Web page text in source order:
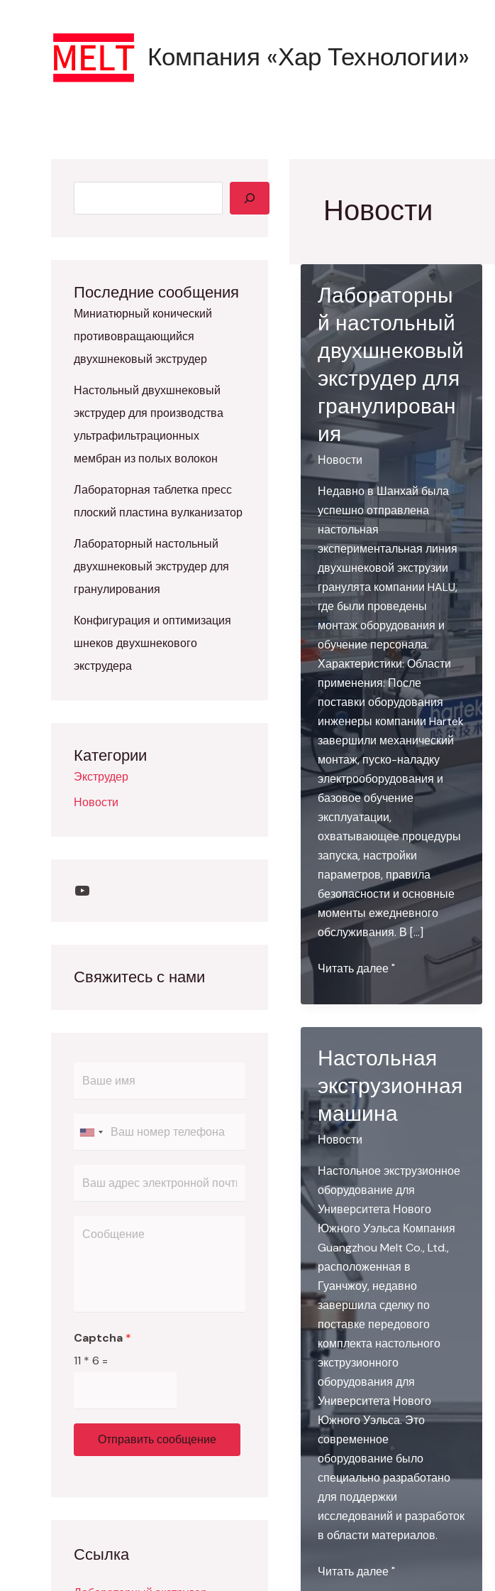
содержимому
Компания «Хар Технологии»
Последние сообщения
Миниатюрный конический
противовращающийся
двухшнековый экструдер
Настольный двухшнековый
экструдер для производства
ультрафильтрационных
мембран из полых волокон
Лабораторная таблетка пресс
плоский пластина вулканизатор
Лабораторный настольный
двухшнековый экструдер для
гранулирования
Конфигурация и оптимизация
шнеков двухшнекового
экструдера
Категории
Экструдер
Новости
Свяжитесь с нами
Captcha *
11 * 6 =
Отправить сообщение
Ссылка
Новости
Лабораторны
й настольный
двухшнековый
экструдер для
гранулирован
ия
Новости
Недавно в Шанхай была
успешно отправлена
настольная
экспериментальная линия
двухшнековой экструзии
гранулята компании HALU,
где были проведены
монтаж оборудования и
обучение персонала.
Характеристики: Области
применения: После
поставки оборудования
инженеры компании Hartek
завершили механический
монтаж, пуско-наладку
электрооборудования и
базовое обучение
эксплуатации,
охватывающее процедуры
запуска, настройки
параметров, правила
безопасности и основные
моменты ежедневного
обслуживания. В [...]
Лабораторный
двухшнековый
экструдер
гранулирования
Читать далее "
Настольная
экструзионная
машина
Новости
Настольное экструзионное
оборудование для
Университета Нового
Южного Уэльса Компания
Guangzhou Melt Co., Ltd.,
расположенная в
Гуанчжоу, недавно
завершила сделку по
поставке передового
комплекта настольного
экструзионного
оборудования для
Университета Нового
Южного Уэльса. Это
современное
оборудование было
специально разработано
для поддержки
исследований и разработок
в области материалов.
Настольная
Читать далее "